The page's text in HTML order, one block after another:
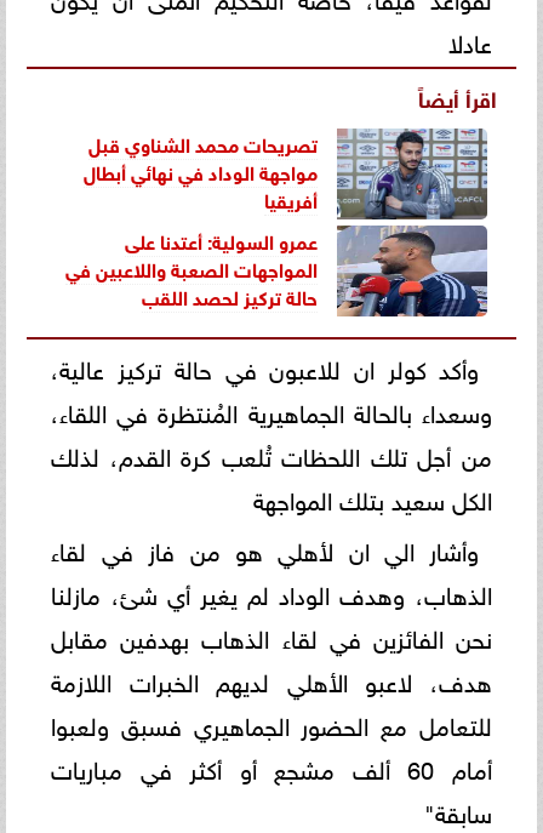
عادلا
اقرأ أيضاً
تصريحات محمد الشناوي قبل
مواجهة الوداد في نهائي أبطال
أفريقيا
عمرو السولية: أعتدنا على
المواجهات الصعبة واللاعبين في
حالة تركيز لحصد اللقب
وأكد كولر ان للاعبون في حالة تركيز عالية،
وسعداء بالحالة الجماهيرية المُنتظرة في اللقاء،
من أجل تلك اللحظات تُلعب كرة القدم، لذلك
الكل سعيد بتلك المواجهة
وأشار الي ان لأهلي هو من فاز في لقاء
الذهاب، وهدف الوداد لم يغير أي شئ، مازلنا
نحن الفائزين في لقاء الذهاب بهدفين مقابل
هدف، لاعبو الأهلي لديهم الخبرات اللازمة
للتعامل مع الحضور الجماهيري فسبق ولعبوا
أمام 60 ألف مشجع أو أكثر في مباريات
سابقة"